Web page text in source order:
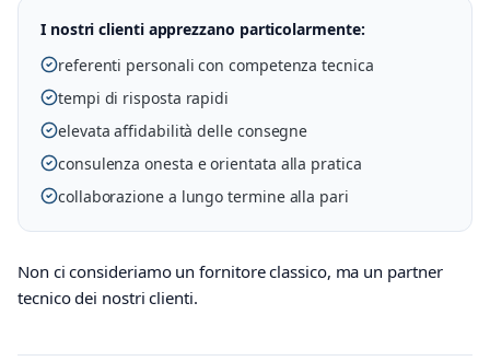
I nostri clienti apprezzano particolarmente:
referenti personali con competenza tecnica
tempi di risposta rapidi
elevata affidabilità delle consegne
consulenza onesta e orientata alla pratica
collaborazione a lungo termine alla pari
Non ci consideriamo un fornitore classico, ma un partner
tecnico dei nostri clienti.